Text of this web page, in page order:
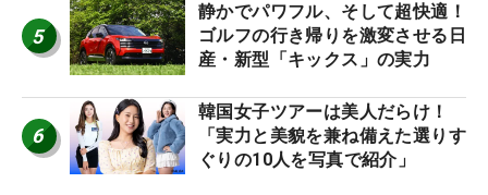
5
静かでパワフル、そして超快適！
ゴルフの行き帰りを激変させる日
産・新型「キックス」の実力
6
韓国女子ツアーは美人だらけ！
「実力と美貌を兼ね備えた選りす
ぐりの10人を写真で紹介」